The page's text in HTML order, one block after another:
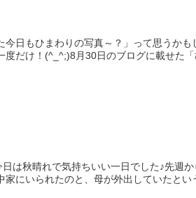
今日もひまわりの写真～？」って思うか
度だけ！(^_^;)8月30日のブログに載せた
は秋晴れで気持ちいい一日でした♪先週
家にいられたのと、母が外出していたと